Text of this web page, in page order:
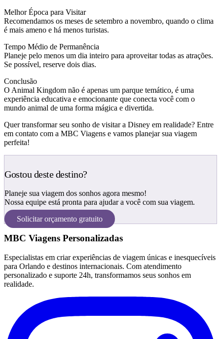
Melhor Época para Visitar
Recomendamos os meses de setembro a novembro, quando o clima
é mais ameno e há menos turistas.
Tempo Médio de Permanência
Planeje pelo menos um dia inteiro para aproveitar todas as atrações.
Se possível, reserve dois dias.
Conclusão
O Animal Kingdom não é apenas um parque temático, é uma
experiência educativa e emocionante que conecta você com o
mundo animal de uma forma mágica e divertida.
Quer transformar seu sonho de visitar a Disney em realidade? Entre
em contato com a MBC Viagens e vamos planejar sua viagem
perfeita!
Gostou deste destino?
Planeje sua viagem dos sonhos agora mesmo!
Nossa equipe está pronta para ajudar a você com sua viagem.
Solicitar orçamento gratuito
MBC Viagens Personalizadas
Especialistas em criar experiências de viagem únicas e inesquecíveis
para Orlando e destinos internacionais. Com atendimento
personalizado e suporte 24h, transformamos seus sonhos em
realidade.